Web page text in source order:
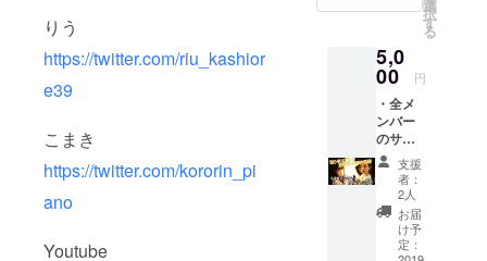
りう
https://twitter.com/riu_kashior
e39
こまき
https://twitter.com/kororin_pi
ano
Youtube
選
択
す
る
5,0
00 円
・全メ
ンバー
のサイ
ン入り&
お客様
の名前
入り新
曲CDプ
レゼン
支援
者：
2人
お届
け予
定：